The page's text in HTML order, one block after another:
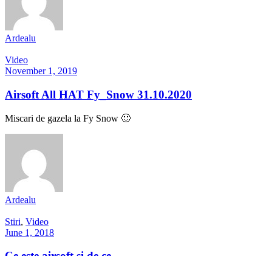
Ardealu
Video
November 1, 2019
Airsoft All HAT Fy_Snow 31.10.2020
Miscari de gazela la Fy Snow 🙂
Ardealu
Stiri, Video
June 1, 2018